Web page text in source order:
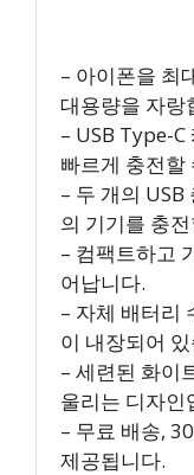
– 아이폰을 최
대용량을 자랑
– USB Type-
빠르게 충전할
– 두 개의
의 기기를 충
– 컴팩트하고
어납니다.
– 자체 배터리
이 내장되어
– 세련된 화이
울리는 디자인
– 무료 배송,
제공됩니다.